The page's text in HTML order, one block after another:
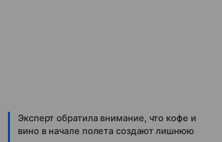
Эксперт обратила внимание, что кофе и
вино в начале полета создают лишнюю